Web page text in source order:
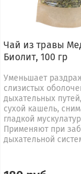
Чай из травы
Биолит, 100 гр
Уменьшает
слизистых
дыхательных
сухой кашель,
гладкой
Применяют при
дыхательной